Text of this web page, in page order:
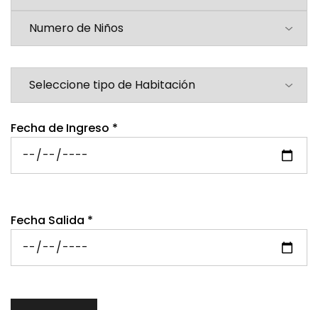
Fecha de Ingreso *
Fecha Salida *